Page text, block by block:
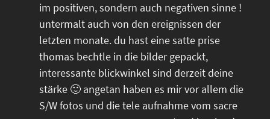
im positiven, sondern auch negativen sinne !
untermalt auch von den ereignissen der
letzten monate. du hast eine satte prise
thomas bechtle in die bilder gepackt,
interessante blickwinkel sind derzeit deine
stärke 🙂 angetan haben es mir vor allem die
S/W fotos und die tele aufnahme vom sacre